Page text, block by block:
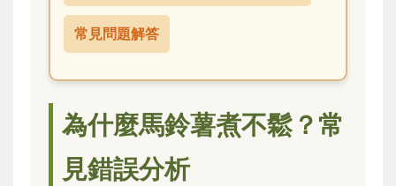
常見問題解答
為什麼馬鈴薯煮不鬆？常
見錯誤分析